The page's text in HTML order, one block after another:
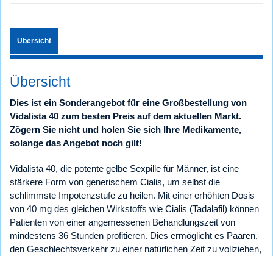
Übersicht
Übersicht
Dies ist ein Sonderangebot für eine Großbestellung von
Vidalista 40 zum besten Preis auf dem aktuellen Markt.
Zögern Sie nicht und holen Sie sich Ihre Medikamente,
solange das Angebot noch gilt!
Vidalista 40, die potente gelbe Sexpille für Männer, ist eine
stärkere Form von generischem Cialis, um selbst die
schlimmste Impotenzstufe zu heilen. Mit einer erhöhten Dosis
von 40 mg des gleichen Wirkstoffs wie Cialis (Tadalafil) können
Patienten von einer angemessenen Behandlungszeit von
mindestens 36 Stunden profitieren. Dies ermöglicht es Paaren,
den Geschlechtsverkehr zu einer natürlichen Zeit zu vollziehen,